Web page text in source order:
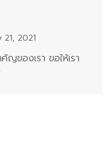
21, 2021
ของเรา ขอให้เรา